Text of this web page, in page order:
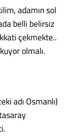
adamın sol
belli belirsiz
çekmekte..
olmalı.
adı Osmanlı)